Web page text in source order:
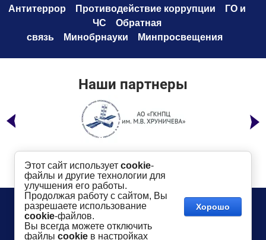
Антитеррор Противодействие коррупции
ГО и
ЧС
Обратная
связь
Минобрнауки Минпросвещения
Наши партнеры
Телефон:8 (49232) 6-96-00
Адрес: г. Ковров, ул. Маяковского, 19
Показать на карте
©2016- 2026КГТУ им. В.А. Дегтярева
Сайт создан в:
megagroup.ru
Этот сайт использует cookie-
файлы и другие технологии для
улучшения его работы.
Продолжая работу с сайтом, Вы
разрешаете использование
cookie-файлов.
Вы всегда можете отключить
файлы cookie в настройках
Хорошо